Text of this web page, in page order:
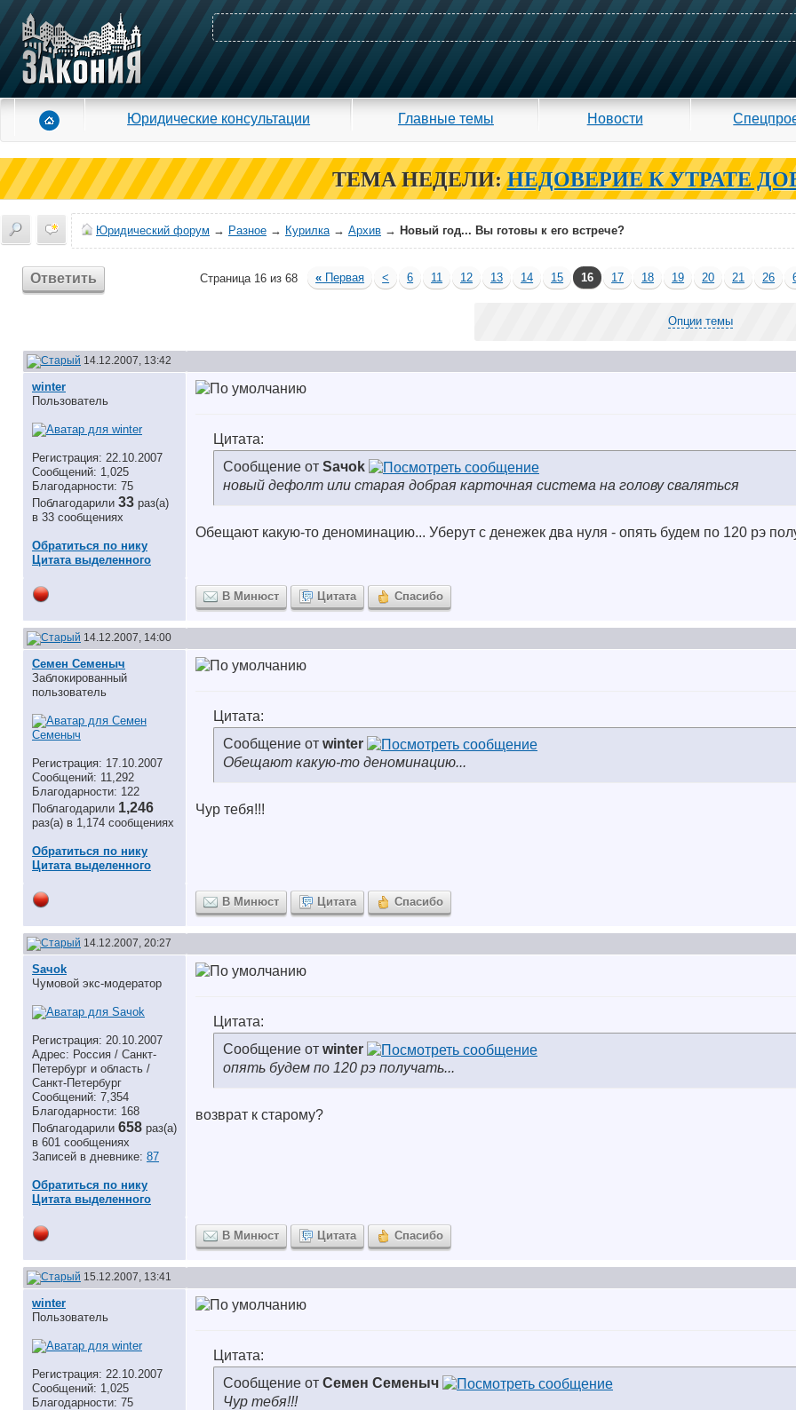
Юридические консультации Главные темы Новости
ТЕМА НЕДЕЛИ: НЕДОВЕРИЕ К УТРАТЕ
Юридический форум → Разное → Курилка→ Архив → Новый год... Вы готовы к его встрече?
Ответить Страница 16 из 68 « Первая < 6 11 12 13 14 15 16 17 18 19 20 21 26
Опции темы
14.12.2007, 13:42
winter
Пользователь
Регистрация: 22.10.2007
Сообщений: 1,025
Благодарности: 75
Поблагодарили 33 раз(а)
в 33 сообщениях
Обратиться по нику
Цитата выделенного
Цитата:
Сообщение от Saчok
новый дефолт или старая добрая карточная система на голову сваляться
Обещают какую-то деноминацию... Уберут с денежек два нуля - опять будем по 120 рэ
В Минюст Цитата Спасибо
14.12.2007, 14:00
Семен Семеныч
Заблокированный
пользователь
Регистрация: 17.10.2007
Сообщений: 11,292
Благодарности: 122
Поблагодарили 1,246
раз(а) в 1,174 сообщениях
Обратиться по нику
Цитата выделенного
Цитата:
Сообщение от winter
Обещают какую-то деноминацию...
Чур тебя!!!
В Минюст Цитата Спасибо
14.12.2007, 20:27
Saчok
Чумовой экс-модератор
Регистрация: 20.10.2007
Адрес: Россия / Санкт-
Петербург и область /
Санкт-Петербург
Сообщений: 7,354
Благодарности: 168
Поблагодарили 658 раз(а)
в 601 сообщениях
Записей в дневнике: 87
Обратиться по нику
Цитата выделенного
Цитата:
Сообщение от winter
опять будем по 120 рэ получать...
возврат к старому?
В Минюст Цитата Спасибо
15.12.2007, 13:41
winter
Пользователь
Регистрация: 22.10.2007
Сообщений: 1,025
Благодарности: 75
Цитата:
Сообщение от Семен Семеныч
Чур тебя!!!